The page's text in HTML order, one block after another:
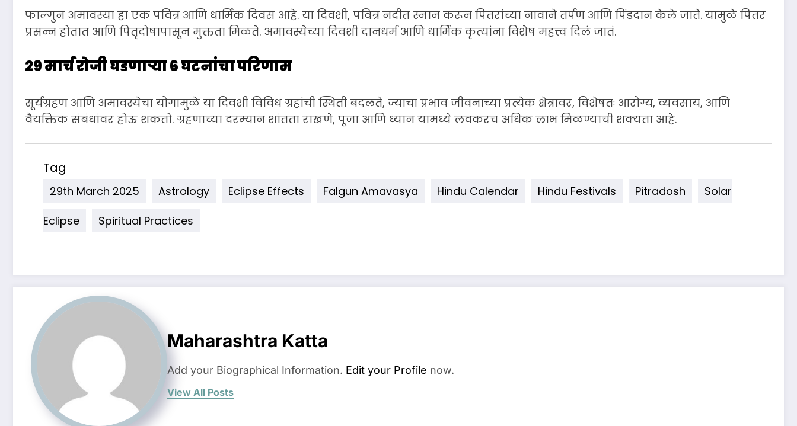
फाल्गुन अमावस्या हा एक पवित्र आणि धार्मिक दिवस आहे. या दिवशी, पवित्र नदीत स्नान करून पितरांच्या नावाने तर्पण आणि पिंडदान केले जाते. यामुळे पितर
प्रसन्न होतात आणि पितृदोषापासून मुक्तता मिळते. अमावस्येच्या दिवशी दानधर्म आणि धार्मिक कृत्यांना विशेष महत्त्व दिलं जातं.
29 मार्च रोजी घडणाऱ्या 6 घटनांचा परिणाम
सूर्यग्रहण आणि अमावस्येचा योगामुळे या दिवशी विविध ग्रहांची स्थिती बदलते, ज्याचा प्रभाव जीवनाच्या प्रत्येक क्षेत्रावर, विशेषतः आरोग्य, व्यवसाय, आणि
वैयक्तिक संबंधांवर होऊ शकतो. ग्रहणाच्या दरम्यान शांतता राखणे, पूजा आणि ध्यान यामध्ये लवकरच अधिक लाभ मिळण्याची शक्यता आहे.
Tag
29th March 2025 Astrology Eclipse Effects Falgun Amavasya Hindu Calendar Hindu Festivals Pitradosh
Solar
Eclipse
Spiritual Practices
Maharashtra Katta
Add your Biographical Information. Edit your Profile now.
View All Posts